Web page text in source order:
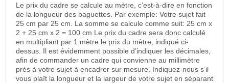
Le prix du cadre se calcule au mètre, c’est-à-dire en fonction
de la longueur des baguettes. Par exemple: Votre sujet fait
25 cm par 25 cm. La somme se calcule comme suit: 25 cm x
2 + 25 cm x 2 = 100 cm Le prix du cadre sera donc calculé
en multipliant par 1 mètre le prix du mètre, indiqué ci-
dessus. Il est évidemment possible d’indiquer les décimales,
afin de commander un cadre qui convienne au millimètre
près à votre sujet à encadrer sur mesure. Indiquez-nous s’il
vous plaît la longueur et la largeur de votre sujet en séparant